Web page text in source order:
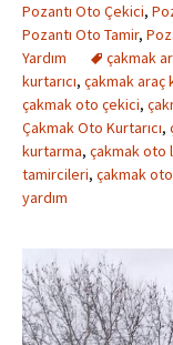
Pozantı Oto Çekici,
Pozantı Oto Tamir,
Yardım
çakmak
kurtarıcı, çakmak araç
çakmak oto çekici,
Çakmak Oto Kurtarıcı,
kurtarma, çakmak oto
tamircileri, çakmak
yardım